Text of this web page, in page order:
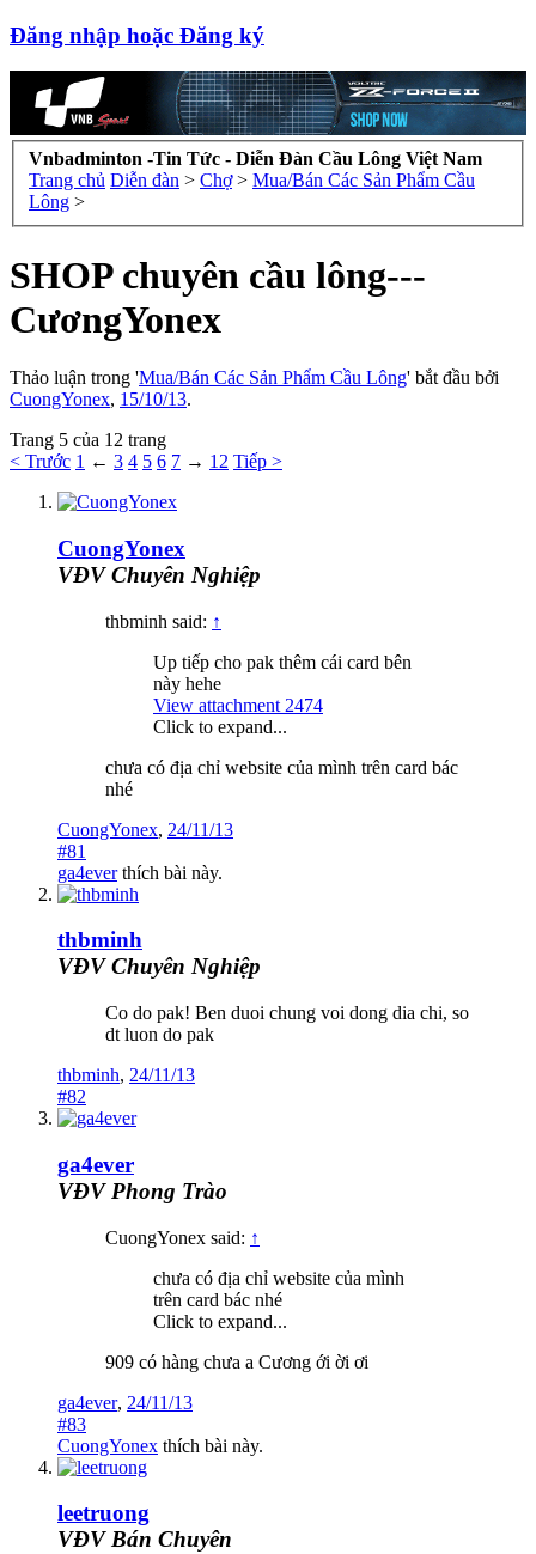
Đăng nhập hoặc Đăng ký
Vnbadminton -Tin Tức - Diễn Đàn Cầu Lông Việt Nam
Trang chủ Diễn đàn > Chợ > Mua/Bán Các Sản Phẩm Cầu
Lông >
SHOP chuyên cầu lông---
CươngYonex
Thảo luận trong 'Mua/Bán Các Sản Phẩm Cầu Lông' bắt đầu bởi
CuongYonex, 15/10/13.
Trang 5 của 12 trang
< Trước 1 ← 3 4 5 6 7 → 12 Tiếp >
CuongYonex
VĐV Chuyên Nghiệp
thbminh said: ↑
Up tiếp cho pak thêm cái card bên
này hehe
View attachment 2474
Click to expand...
chưa có địa chỉ website của mình trên card bác
nhé
CuongYonex, 24/11/13
#81
ga4everthích bài này.
thbminh
VĐV Chuyên Nghiệp
Co do pak! Ben duoi chung voi dong dia chi, so
dt luon do pak
thbminh, 24/11/13
#82
ga4ever
VĐV Phong Trào
CuongYonex said: ↑
chưa có địa chỉ website của mình
trên card bác nhé
Click to expand...
909 có hàng chưa a Cương ới ời ơi
ga4ever, 24/11/13
#83
CuongYonex thích bài này.
leetruong
VĐV Bán Chuyên